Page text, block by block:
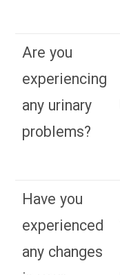
Are you
experiencing
any urinary
problems?
Have you
experienced
any changes